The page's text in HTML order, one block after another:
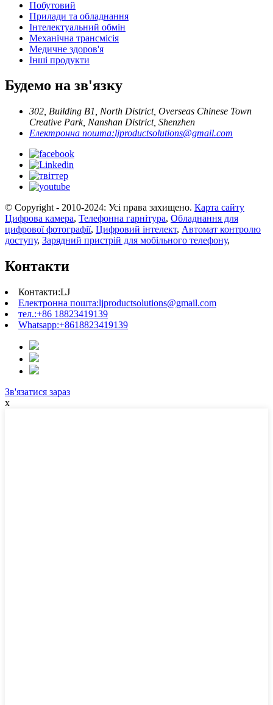
Побутовий
Прилади та обладнання
Інтелектуальний обмін
Механічна трансмісія
Медичне здоров'я
Інші продукти
Будемо на зв'язку
302, Building B1, North District, Overseas Chinese Town
Creative Park, Nanshan District, Shenzhen
Електронна пошта:ljproductsolutions@gmail.com
© Copyright - 2010-2024: Усі права захищено. Карта сайту
Цифрова камера, Телефонна гарнітура, Обладнання для
цифрової фотографії, Цифровий інтелект, Автомат контролю
доступу, Зарядний пристрій для мобільного телефону,
Контакти
Контакти:LJ
Електронна пошта:ljproductsolutions@gmail.com
тел.:+86 18823419139
Whatsapp:+8618823419139
Зв'язатися зараз
x